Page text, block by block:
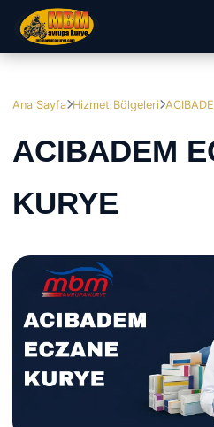
Ana Sayfa Hizmet Bölgeleri
ACIBADEM
KURYE